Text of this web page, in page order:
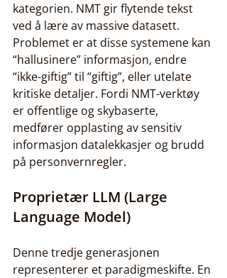
kategorien. NMT gir flytende tekst
ved å lære av massive datasett.
Problemet er at disse systemene kan
“hallusinere” informasjon, endre
“ikke-giftig” til “giftig”, eller utelate
kritiske detaljer. Fordi NMT-verktøy
er offentlige og skybaserte,
medfører opplasting av sensitiv
informasjon datalekkasjer og brudd
på personvernregler.
Proprietær LLM (Large
Language Model)
Denne tredje generasjonen
representerer et paradigmeskifte. En